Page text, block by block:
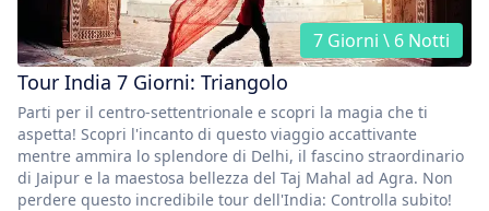
7 Giorni \ 6 Notti
Tour India 7 Giorni: Triangolo
Parti per il centro-settentrionale e scopri la magia che ti
aspetta! Scopri l'incanto di questo viaggio accattivante
mentre ammira lo splendore di Delhi, il fascino straordinario
di Jaipur e la maestosa bellezza del Taj Mahal ad Agra. Non
perdere questo incredibile tour dell'India: Controlla subito!